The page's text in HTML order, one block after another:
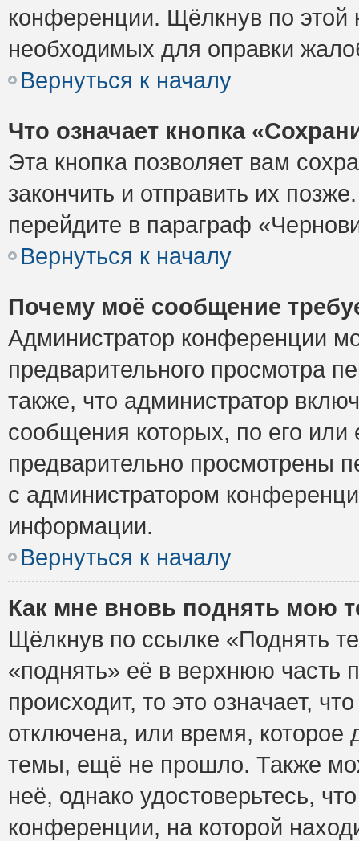
конференции. Щёлкнув по этой
необходимых для оправки
Вернуться к началу
Что означает кнопка
Эта кнопка позволяет вам
закончить и отправить их
перейдите в параграф
Вернуться к началу
Почему моё сообщение
Администратор конференции
предварительного просмотра
также, что администратор
сообщения которых, по его
предварительно просмотрены
с администратором
информации.
Вернуться к началу
Как мне вновь поднять мою
Щёлкнув по ссылке «Поднять
«поднять» её в верхнюю часть
происходит, то это означает,
отключена, или время, которое
темы, ещё не прошло. Также
неё, однако удостоверьтесь,
конференции, на которой